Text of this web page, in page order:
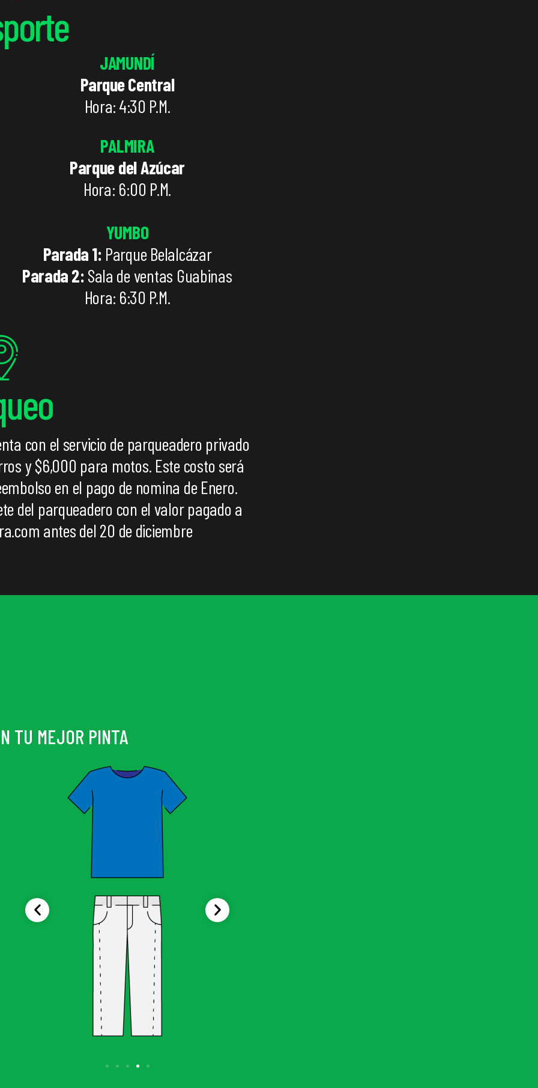
JAMUNDÍ
Parque Central
Hora: 4:30 P.M.
PALMIRA
Parque del Azúcar
Hora: 6:00 P.M.
YUMBO
Parada 1: Parque Belalcázar
Parada 2:Sala de ventas Guabinas
Hora: 6:30 P.M.
con el servicio de parqueadero privado
y $6,000 para motos. Este costo será
en el pago de nomina de Enero.
del parqueadero con el valor pagado a
antes del 20 de diciembre
TU MEJOR PINTA